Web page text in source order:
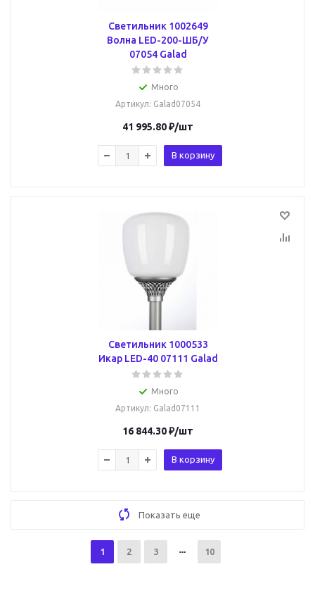
Светильник 1002649
Волна LED-200-ШБ/У
07054 Galad
Много
Артикул: Galad07054
41 995.80₽/шт
В корзину
Светильник 1000533
Икар LED-40 07111 Galad
Много
Артикул: Galad07111
16 844.30₽/шт
В корзину
Показать еще
1 2 3 10